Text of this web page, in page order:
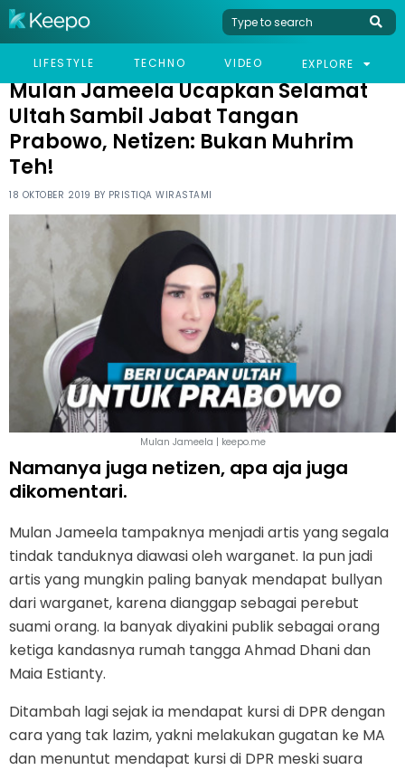
LIFESTYLE TECHNO VIDEO EXPLORE
HOME CELEB
MULAN JAMEELA UCAPKAN SELAMAT ULTAH SAMBIL JABAT
Mulan Jameela Ucapkan Selamat
Ultah Sambil Jabat Tangan
Prabowo, Netizen: Bukan Muhrim
Teh!
18 OKTOBER 2019 BY PRISTIQA WIRASTAMI
Mulan Jameela | keepo.me
Namanya juga netizen, apa aja juga
dikomentari.
Mulan Jameela tampaknya menjadi artis yang segala
tindak tanduknya diawasi oleh warganet. Ia pun jadi
artis yang mungkin paling banyak mendapat bullyan
dari warganet, karena dianggap sebagai perebut
suami orang. Ia banyak diyakini publik sebagai orang
ketiga kandasnya rumah tangga Ahmad Dhani dan
Maia Estianty.
Ditambah lagi sejak ia mendapat kursi di DPR dengan
cara yang tak lazim, yakni melakukan gugatan ke MA
dan menuntut mendapat kursi di DPR meski suara